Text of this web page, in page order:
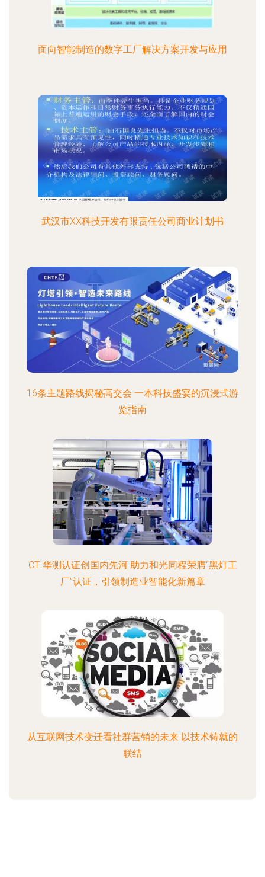
面向智能制造的数字工厂解决方案开发与应用
武汉市XX科技开发有限责任公司商业计划书
16条主题路线揭秘高交会 一本科技盛宴的沉浸式游
览指南
CTI华测认证创国内先河 助力和光同程荣膺“黑灯工
厂”认证，引领制造业智能化新篇章
从互联网技术变迁看社群营销的未来 以技术铸就的
联结